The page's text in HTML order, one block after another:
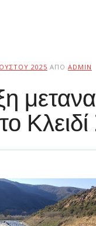
2025 ΑΠΌ ADMIN
Κλειδί